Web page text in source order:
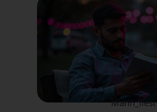
Mann_liest